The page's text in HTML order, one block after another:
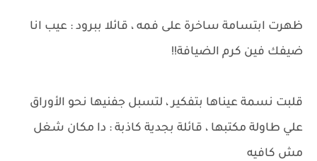
ظهرت ابتسامة ساخرة على فمه ، قائلا ببرود : عيب انا
ضيفك فين كرم الضيافة!!
قلبت نسمة عيناها بتفكير ، لتسبل جفنيها نحو الأوراق
علي طاولة مكتبها ، قائلة بجدية كاذبة : دا مكان شغل
مش كافيه